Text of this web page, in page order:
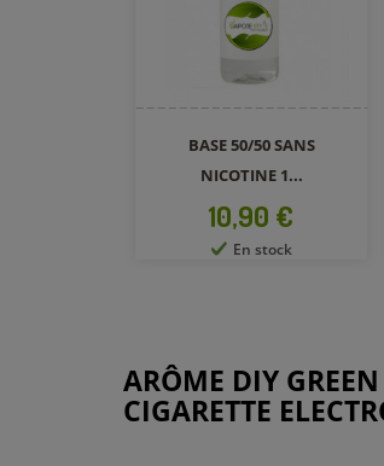
BASE 50/50 SANS
NICOTINE 1...
Prix
10,90 €
En stock
ARÔME DIY
CIGARETTE